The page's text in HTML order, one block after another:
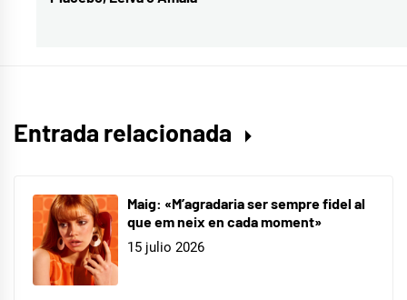
Lucas,
nada
Pamplona,
Puerta
del
siguiente:
Entrada relacionada
Maig: «M’agradaria ser sempre fidel al
que em neix en cada moment»
15 julio 2026